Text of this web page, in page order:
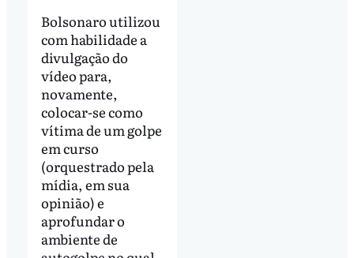
Bolsonaro utilizou
com habilidade a
divulgação do
vídeo para,
novamente,
colocar-se como
vítima de um golpe
em curso
(orquestrado pela
mídia, em sua
opinião) e
aprofundar o
ambiente de